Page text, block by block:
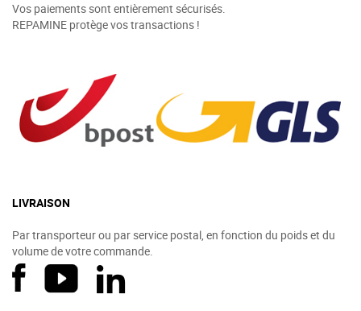
Vos paiements sont entièrement sécurisés.
REPAMINE protège vos transactions !
LIVRAISON
Par transporteur ou par service postal, en fonction du poids et du
volume de votre commande.